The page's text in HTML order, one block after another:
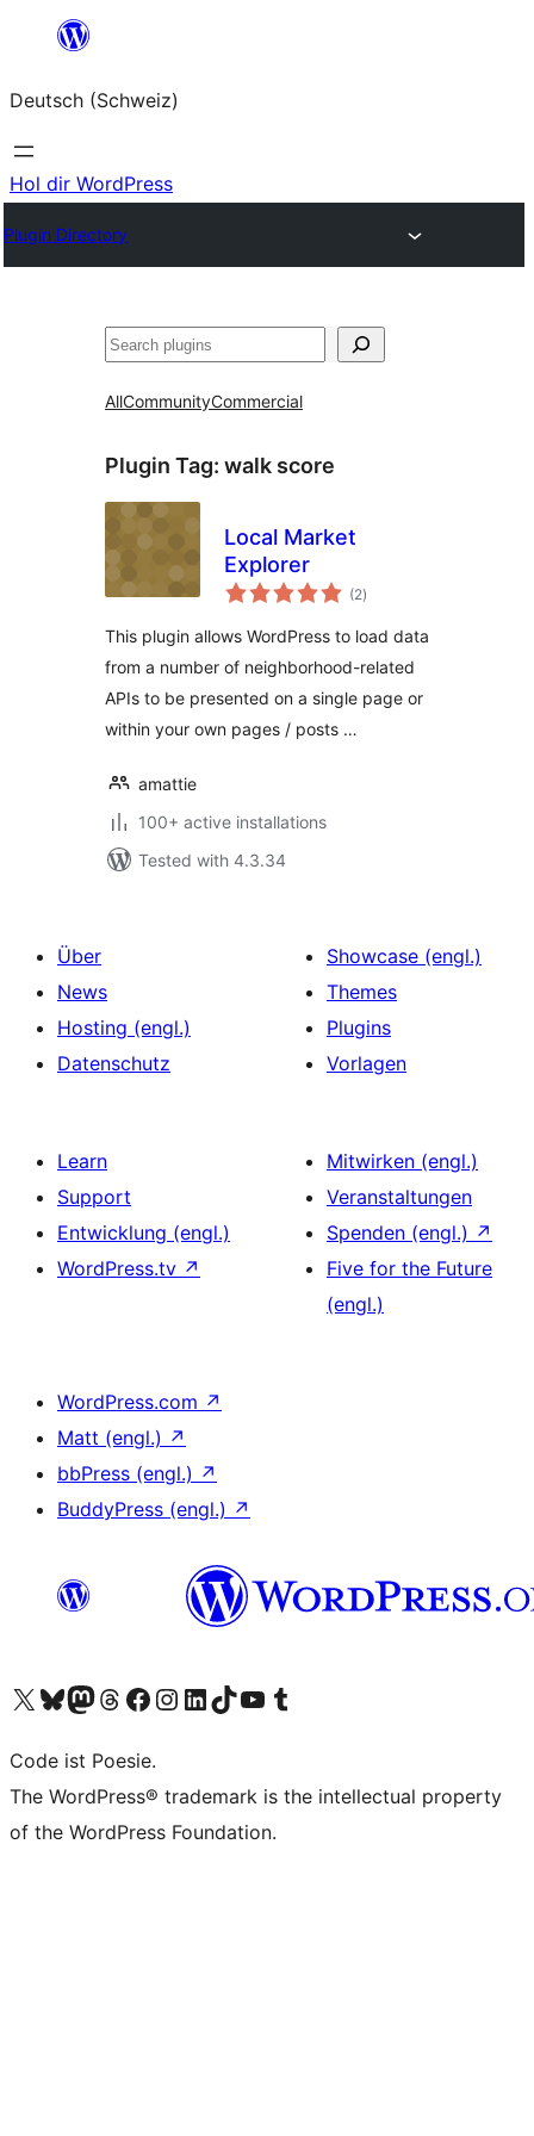
springen
Deutsch (Schweiz)
Hol dir WordPress
Plugin Directory
Suchen
AllCommunityCommercial
Plugin Tag: walk score
Local Market
Explorer
(2total
ratings
)
This plugin allows WordPress to load data
from a number of neighborhood-related
APIs to be presented on a single page or
within your own pages / posts …
amattie
100+ active installations
Tested with 4.3.34
Über
News
Hosting (engl.)
Datenschutz
Showcase (engl.)
Themes
Plugins
Vorlagen
Learn
Support
Entwicklung (engl.)
WordPress.tv ↗
Mitwirken (engl.)
Veranstaltungen
Spenden (engl.) ↗
Five for the Future
(engl.)
WordPress.com ↗
Matt (engl.) ↗
bbPress (engl.) ↗
BuddyPress (engl.) ↗
Das X-Konto (früher Twitter) von WordPress.org besuchen
Das Bluesky-Konto von WordPress.org besuchen
Das Mastodon-Konto von WordPress.org besuchen
Das Threads-Konto von WordPress.org besuchen
Die Facebook-Seite von WordPress.org besuchen
Das Instagram-Konto von WordPress.org besuchen
Das LinkedIn-Konto von WordPress.org besuchen
Das TikTok-Konto von WordPress.org besuchen
Den YouTube-Kanal von WordPress.org besuchen
Das Tumblr-Konto von WordPress.org besuchen
Code ist Poesie.
The WordPress® trademark is the intellectual property
of the WordPress Foundation.